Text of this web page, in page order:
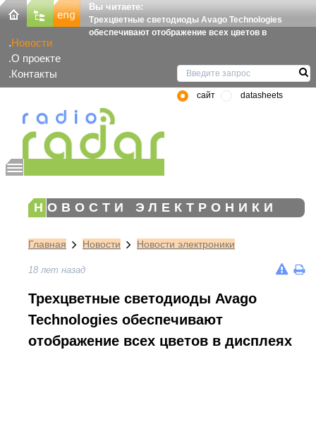
Вы читаете:
Трехцветные светодиоды Avago Technologies
обеспечивают отображение всех цветов в
Новости
О проекте
Контакты
сайт datasheets
НОВОСТИ ЭЛЕКТРОНИКИ
Главная Новости Новости электроники
18 лет назад
Трехцветные светодиоды Avago
Technologies обеспечивают
отображение всех цветов в дисплеях